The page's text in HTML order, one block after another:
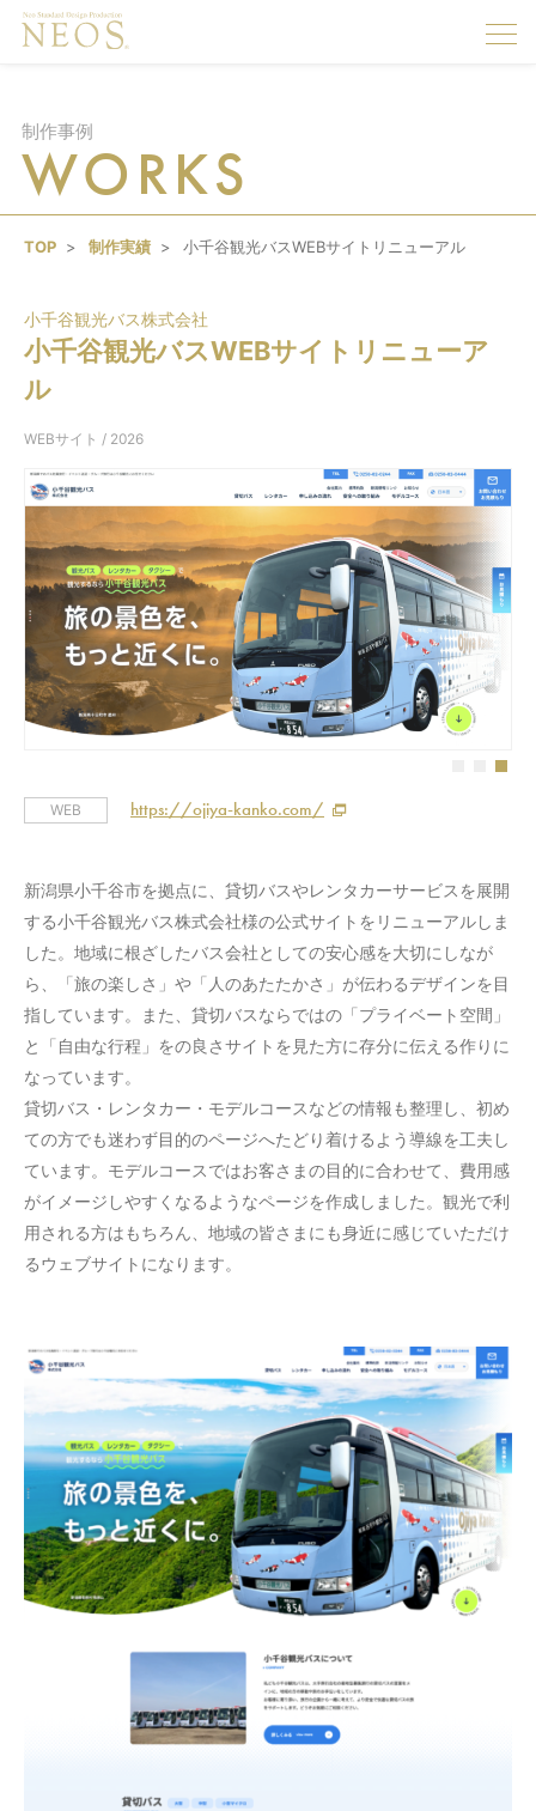
制作事例
WORKS
TOP 制作実績 小千谷観光バスWEBサイトリニューアル
小千谷観光バス株式会社
小千谷観光バスWEBサイトリニューア
ル
WEBサイト / 2026
WEB https://ojiya-kanko.com/
新潟県小千谷市を拠点に、貸切バスやレンタカーサービスを展開
する小千谷観光バス株式会社様の公式サイトをリニューアルしま
した。地域に根ざしたバス会社としての安心感を大切にしなが
ら、「旅の楽しさ」や「人のあたたかさ」が伝わるデザインを目
指しています。また、貸切バスならではの「プライベート空間」
と「自由な行程」をの良さサイトを見た方に存分に伝える作りに
なっています。
貸切バス・レンタカー・モデルコースなどの情報も整理し、初め
ての方でも迷わず目的のページへたどり着けるよう導線を工夫し
ています。モデルコースではお客さまの目的に合わせて、費用感
がイメージしやすくなるようなページを作成しました。観光で利
用される方はもちろん、地域の皆さまにも身近に感じていただけ
るウェブサイトになります。